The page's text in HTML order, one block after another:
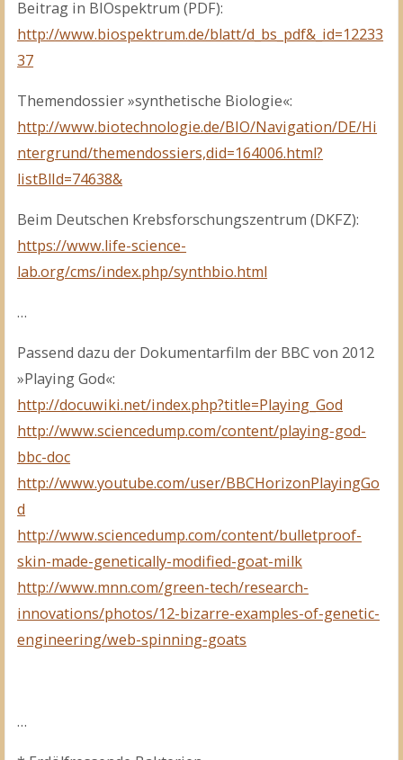
Beitrag in BIOspektrum (PDF):
http://www.biospektrum.de/blatt/d_bs_pdf&_id=12233
37
Themendossier »synthetische Biologie«:
http://www.biotechnologie.de/BIO/Navigation/DE/Hi
ntergrund/themendossiers,did=164006.html?
listBlId=74638&
Beim Deutschen Krebsforschungszentrum (DKFZ):
https://www.life-science-
lab.org/cms/index.php/synthbio.html
…
Passend dazu der Dokumentarfilm der BBC von 2012
»Playing God«:
http://docuwiki.net/index.php?title=Playing_God
http://www.sciencedump.com/content/playing-god-
bbc-doc
http://www.youtube.com/user/BBCHorizonPlayingGo
d
http://www.sciencedump.com/content/bulletproof-
skin-made-genetically-modified-goat-milk
http://www.mnn.com/green-tech/research-
innovations/photos/12-bizarre-examples-of-genetic-
engineering/web-spinning-goats
…